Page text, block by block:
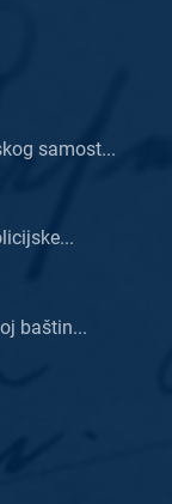
samost...
baštin...